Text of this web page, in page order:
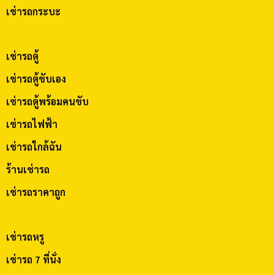
เช่ารถกระบะ
เช่ารถตู้
เช่ารถตู้ขับเอง
เช่ารถตู้พร้อมคนขับ
เช่ารถไฟฟ้า
เช่ารถใกล้ฉัน
ร้านเช่ารถ
เช่ารถราคาถูก
เช่ารถหรู
เช่ารถ 7 ที่นั่ง